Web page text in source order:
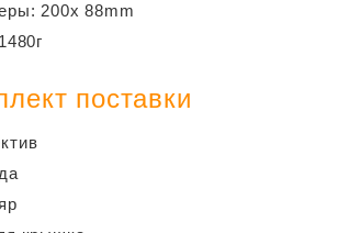
200x 88mm
поставки